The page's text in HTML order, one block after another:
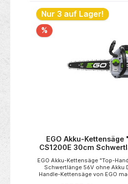
Nur 3 auf Lager!
%
EGO Akku-Kettensäge
CS1200E 30cm
EGO Akku-Kettensäge "Top-
Schwertlänge 56V ohne Akku
Handle-Kettensäge von EGO